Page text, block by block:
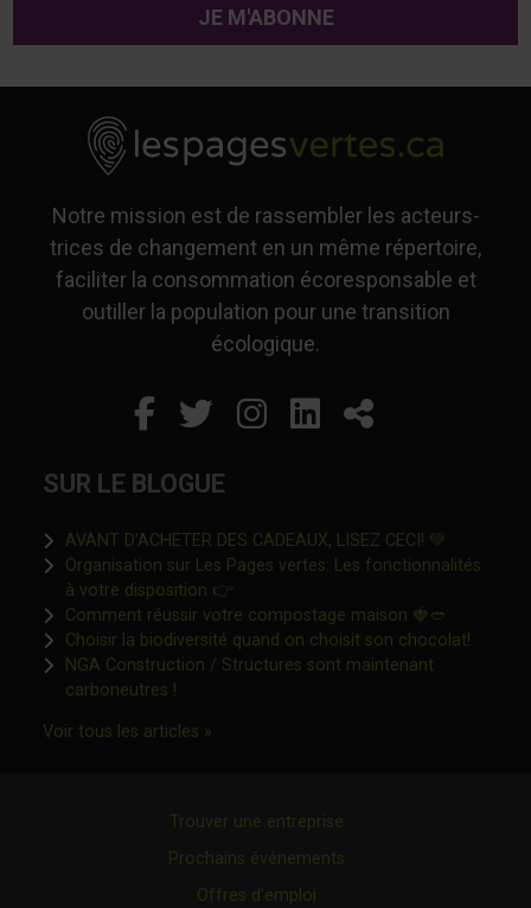
Notre mission est de rassembler les acteurs-
trices de changement en un même répertoire,
faciliter la consommation écoresponsable et
outiller la population pour une transition
écologique.
Facebook
Ce lien s'ouvrira dans
Twitter
Ce lien s'ouvrira
Instagram
Ce lien s'ouvrira
LinkedIn
Ce lienPartager
SUR LE BLOGUE
AVANT D’ACHETER DES CADEAUX, LISEZ CECI! 💚
Organisation sur Les Pages vertes: Les fonctionnalités
à votre disposition 👉Ce lien s'ouvrira dans une nouvelle
Comment réussir votre compostage maison 🍓🥙
Choisir la biodiversité quand on choisit son chocolat!Ce lien
NGA Construction / Structures sont maintenant
carboneutres !Ce lien s'ouvrira dans une nouvelle fenêtre"
Voir tous les articles »Ce lien s'ouvrira dans une nouvelle
Trouver une entreprise
Prochains événements
Offres d’emploi